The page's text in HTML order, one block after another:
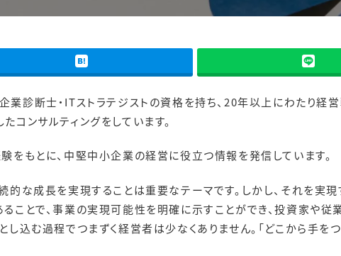
業診断士・ITストラテジストの資格を持ち、20年以上にわたり
コンサルティングをしています。
をもとに、中堅中小企業の経営に役立つ情報を発信しています。
的な成長を実現することは重要なテーマです。しかし、それを実
ることで、事業の実現可能性を明確に示すことができ、投資家や
し込む過程でつまずく経営者は少なくありません。「どこから手